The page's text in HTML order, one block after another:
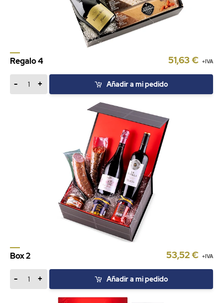
Regalo 4 51,63 € +IVA
- + Añadir a mi pedido
Box 2 53,52 € +IVA
- + Añadir a mi pedido